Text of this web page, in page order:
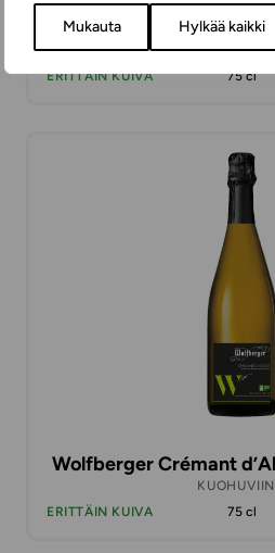
Mukauta Hylkää kaikki
Bernard-Massard
ERITTÄIN KUIVA
75 cl
Wolfberger Crémant
ERITTÄIN KUIVA
75 cl